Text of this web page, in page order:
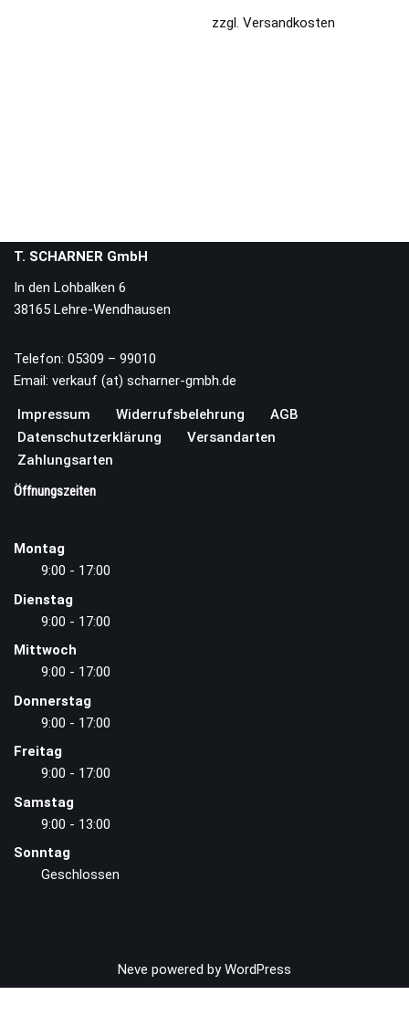
zzgl.Versandkosten
T. SCHARNER GmbH
In den Lohbalken 6
38165 Lehre-Wendhausen
Telefon: 05309 – 99010
Email: verkauf (at) scharner-gmbh.de
Impressum Widerrufsbelehrung
AGB
Datenschutzerklärung
Versandarten
Zahlungsarten
Öffnungszeiten
Montag
9:00 - 17:00
Dienstag
9:00 - 17:00
Mittwoch
9:00 - 17:00
Donnerstag
9:00 - 17:00
Freitag
9:00 - 17:00
Samstag
9:00 - 13:00
Sonntag
Geschlossen
Neve powered byWordPress